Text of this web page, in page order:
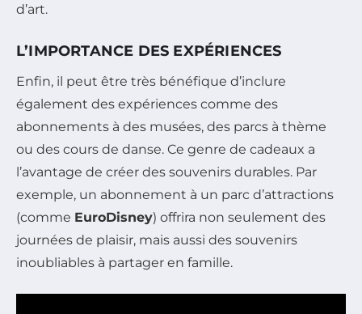
d’art.
L’IMPORTANCE DES EXPÉRIENCES
Enfin, il peut être très bénéfique d’inclure
également des expériences comme des
abonnements à des musées, des parcs à thème
ou des cours de danse. Ce genre de cadeaux a
l’avantage de créer des souvenirs durables. Par
exemple, un abonnement à un parc d’attractions
(comme EuroDisney) offrira non seulement des
journées de plaisir, mais aussi des souvenirs
inoubliables à partager en famille.